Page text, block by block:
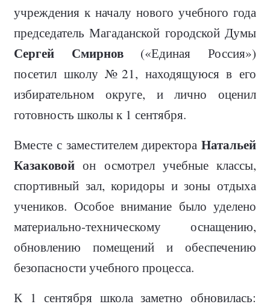
учреждения к началу нового учебного года
председатель Магаданской городской Думы
Сергей Смирнов(«Единая Россия»)
посетил школу №21, находящуюся в его
избирательном округе, и лично оценил
готовность школы к 1 сентября.
Вместе с заместителем директора Натальей
Казаковой он осмотрел учебные классы,
спортивный зал, коридоры и зоны отдыха
учеников. Особое внимание было уделено
материально-техническому оснащению,
обновлению помещений и обеспечению
безопасности учебного процесса.
К 1 сентября школа заметно обновилась: